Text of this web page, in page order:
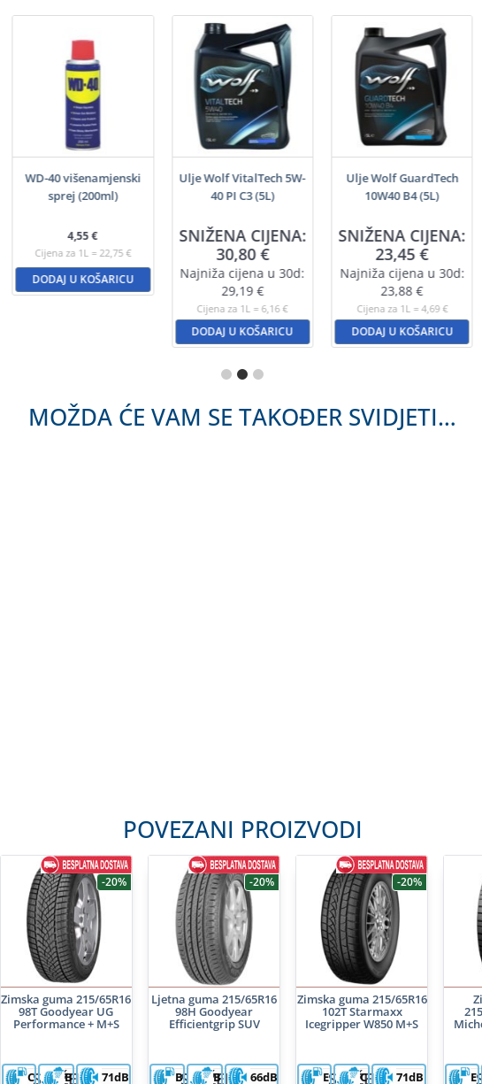
WD-40 višenamjenski
sprej (200ml)
4,55€
Cijena za 1L = 22,75 €
DODAJ U KOŠARICU
Ulje Wolf VitalTech 5W-
40 PI C3 (5L)
SNIŽENA CIJENA:
30,80€
Najniža cijena u 30d:
29,19€
Cijena za 1L = 6,16 €
DODAJ U KOŠARICU
Ulje Wolf GuardTech
10W40 B4 (5L)
SNIŽENA CIJENA:
23,45€
Najniža cijena u 30d:
23,88€
Cijena za 1L = 4,69 €
DODAJ U KOŠARICU
MOŽDA ĆE VAM SE TAKOĐER SVIDJETI…
POVEZANI PROIZVODI
-20%
Zimska guma 215/65R16
98T Goodyear UG
Performance + M+S
SNIŽENA
C B 71dB
-20%
Ljetna guma 215/65R16
98H Goodyear
Efficientgrip SUV
SNIŽENA
B B 66dB
-20%
Zimska guma 215/65R16
102T Starmaxx
Icegripper W850 M+S
SNIŽENA
E C 71dB E